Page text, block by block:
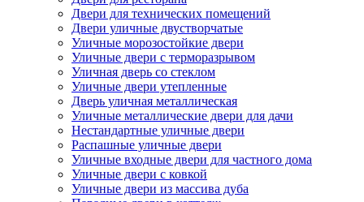
Двери для технических помещений
Двери уличные двустворчатые
Уличные морозостойкие двери
Уличные двери с терморазрывом
Уличная дверь со стеклом
Уличные двери утепленные
Дверь уличная металлическая
Уличные металлические двери для дачи
Нестандартные уличные двери
Распашные уличные двери
Уличные входные двери для частного дома
Уличные двери с ковкой
Уличные двери из массива дуба